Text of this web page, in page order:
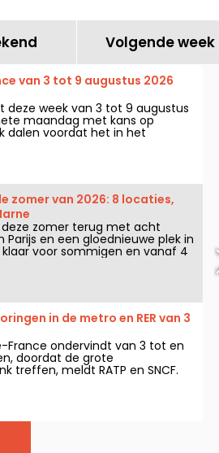
Volgende week
van 3 tot 9 augustus 2026
deze week van 3 tot 9 augustus
maandag met kans op
dalen voordat het in het
zomer van 2026: 8 locaties,
zomer terug met acht
en een gloednieuwe plek in
voor sommigen en vanaf 4
in de metro en RER van 3
France ondervindt van 3 tot en
doordat de grote
treffen, meldt RATP en SNCF.